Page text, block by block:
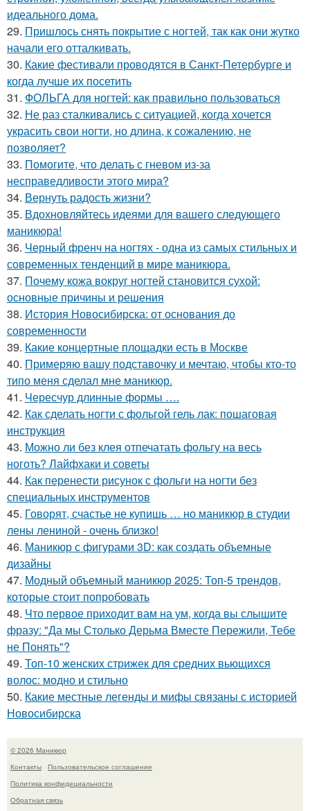
идеального дома.
29. Пришлось снять покрытие с ногтей, так как они жутко
начали его отталкивать.
30. Какие фестивали проводятся в Санкт-Петербурге и
когда лучше их посетить
31. ФОЛЬГА для ногтей: как правильно пользоваться
32. Не раз сталкивались с ситуацией, когда хочется
украсить свои ногти, но длина, к сожалению, не
позволяет?
33. Помогите, что делать с гневом из-за
несправедливости этого мира?
34. Вернуть радость жизни?
35. Вдохновляйтесь идеями для вашего следующего
маникюра!
36. Черный френч на ногтях - одна из самых стильных и
современных тенденций в мире маникюра.
37. Почему кожа вокруг ногтей становится сухой:
основные причины и решения
38. История Новосибирска: от основания до
современности
39. Какие концертные площадки есть в Москве
40. Примеряю вашу подставочку и мечтаю, чтобы кто-то
типо меня сделал мне маникюр.
41. Чересчур длинные формы ….
42. Как сделать ногти с фольгой гель лак: пошаговая
инструкция
43. Можно ли без клея отпечатать фольгу на весь
ноготь? Лайфхаки и советы
44. Как перенести рисунок с фольги на ногти без
специальных инструментов
45. Говорят, счастье не купишь … но маникюр в студии
лены лениной - очень близко!
46. Маникюр с фигурами 3D: как создать объемные
дизайны
47. Модный объемный маникюр 2025: Топ-5 трендов,
которые стоит попробовать
48. Что первое приходит вам на ум, когда вы слышите
фразу: "Да мы Столько Дерьма Вместе Пережили, Тебе
не Понять"?
49. Топ-10 женских стрижек для средних вьющихся
волос: модно и стильно
50. Какие местные легенды и мифы связаны с историей
Новосибирска
© 2026 Маникюр
Контакты
Пользовательское соглашение
Политика конфидециальности
Обратная связь